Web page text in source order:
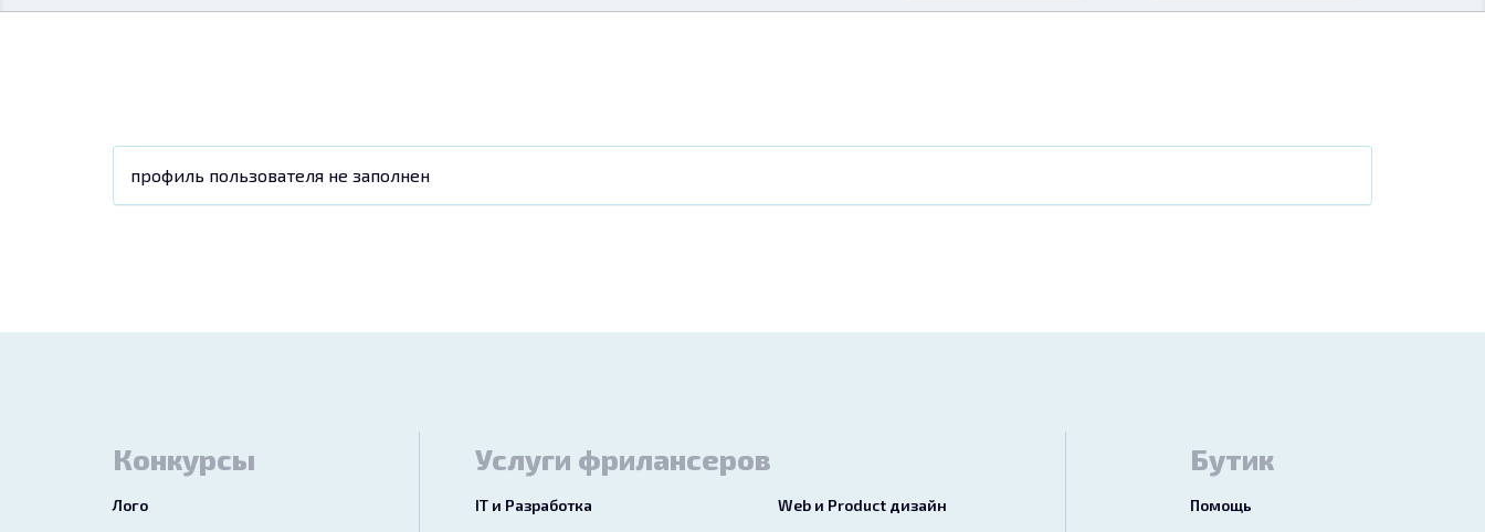
профиль пользователя не заполнен
Конкурсы
Лого
Услуги фрилансеров
IT и Разработка Web и Product дизайн
Бутик
Помощь